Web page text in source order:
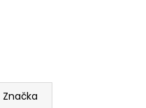
Značka